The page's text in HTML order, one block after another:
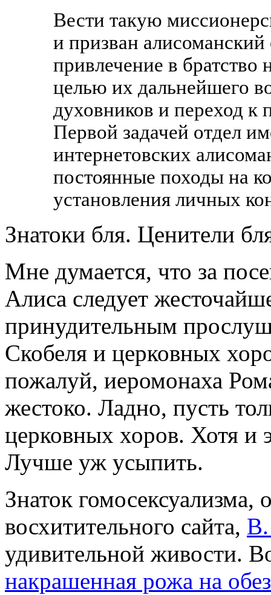
Вести такую
и призван алисоманский
привлечение в братство
целью их дальнейшего
духовников и переход к
Первой задачей отдел
интернетовских
постоянные походы на
установления личных
Знатоки бля. Ценители
Мне думается, что за
Алиса следует
принудительным
Скобеля и церковных
пожалуй, иеромонаха
жестоко. Ладно, пусть
церковных хоров. Хотя и
Лучше уж усыпить.
Знаток гомосексуализма,
восхитительного сайта,
удивительной живости.
накрашенная рожа на